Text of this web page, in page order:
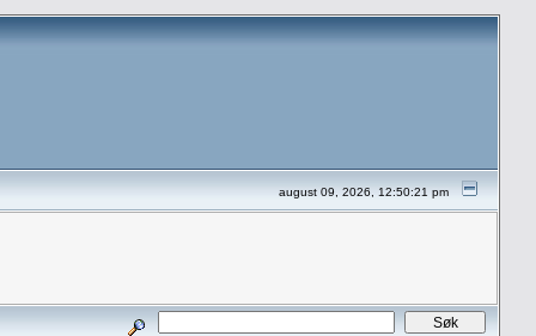
august 09, 2026, 12:50:21 pm